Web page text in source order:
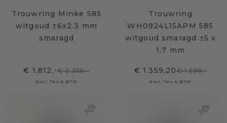
Trouwring Minke 585
witgoud ±6x2.3 mm
smaragd
€ 1.812,-€ 2.265,-
Excl. Tax & BTW
Trouwring
WH0924L15APM 585
witgoud smaragd ±5 x
1,7 mm
€ 1.359,20€ 1.699,-
Excl. Tax & BTW